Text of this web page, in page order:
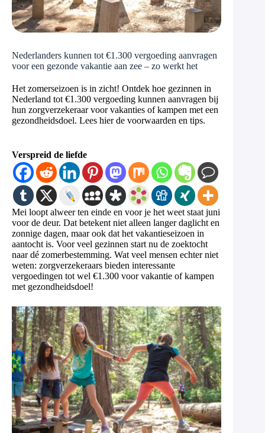
Nederlanders kunnen tot €1.300 vergoeding aanvragen
voor een gezonde vakantie aan zee – zo werkt het
Het zomerseizoen is in zicht! Ontdek hoe gezinnen in
Nederland tot €1.300 vergoeding kunnen aanvragen bij
hun zorgverzekeraar voor vakanties of kampen met een
gezondheidsdoel. Lees hier de voorwaarden en tips.
Verspreid de liefde
Mei loopt alweer ten einde en voor je het weet staat juni
voor de deur. Dat betekent niet alleen langer daglicht en
zonnige dagen, maar ook dat het vakantieseizoen in
aantocht is. Voor veel gezinnen start nu de zoektocht
naar dé zomerbestemming. Wat veel mensen echter niet
weten: zorgverzekeraars bieden interessante
vergoedingen tot wel €1.300 voor vakantie of kampen
met gezondheidsdoel!